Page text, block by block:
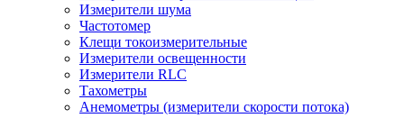
Измерители шума
Частотомер
Клещи токоизмерительные
Измерители освещенности
Измерители RLC
Тахометры
Анемометры (измерители скорости потока)